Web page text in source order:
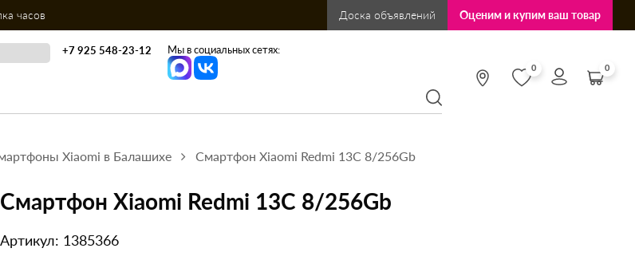
часов Доска объявлений Оценим и купим ваш товар
+7 925 548-23-12 Мы в социальных сетях:
0 0
Xiaomi в Балашихе Смартфон Xiaomi Redmi 13C 8/256Gb
Смартфон Xiaomi Redmi 13C 8/256Gb
Артикул: 1385366